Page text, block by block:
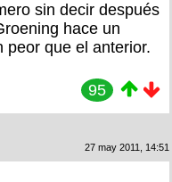
sin decir después
hace un
peor que el anterior.
95
27 may 2011, 14:51